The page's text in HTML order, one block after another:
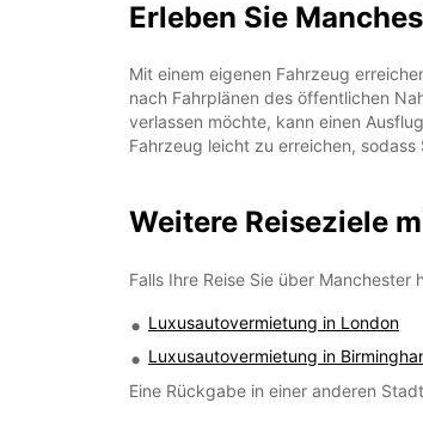
Erleben Sie
Mit einem eigenen Fahrzeug
nach Fahrplänen des öffentlichen
verlassen möchte, kann einen
Fahrzeug leicht zu erreichen,
Weitere Reiseziele
Falls Ihre Reise Sie über
Luxusautovermietung in London
Luxusautovermietung in
Eine Rückgabe in einer anderen